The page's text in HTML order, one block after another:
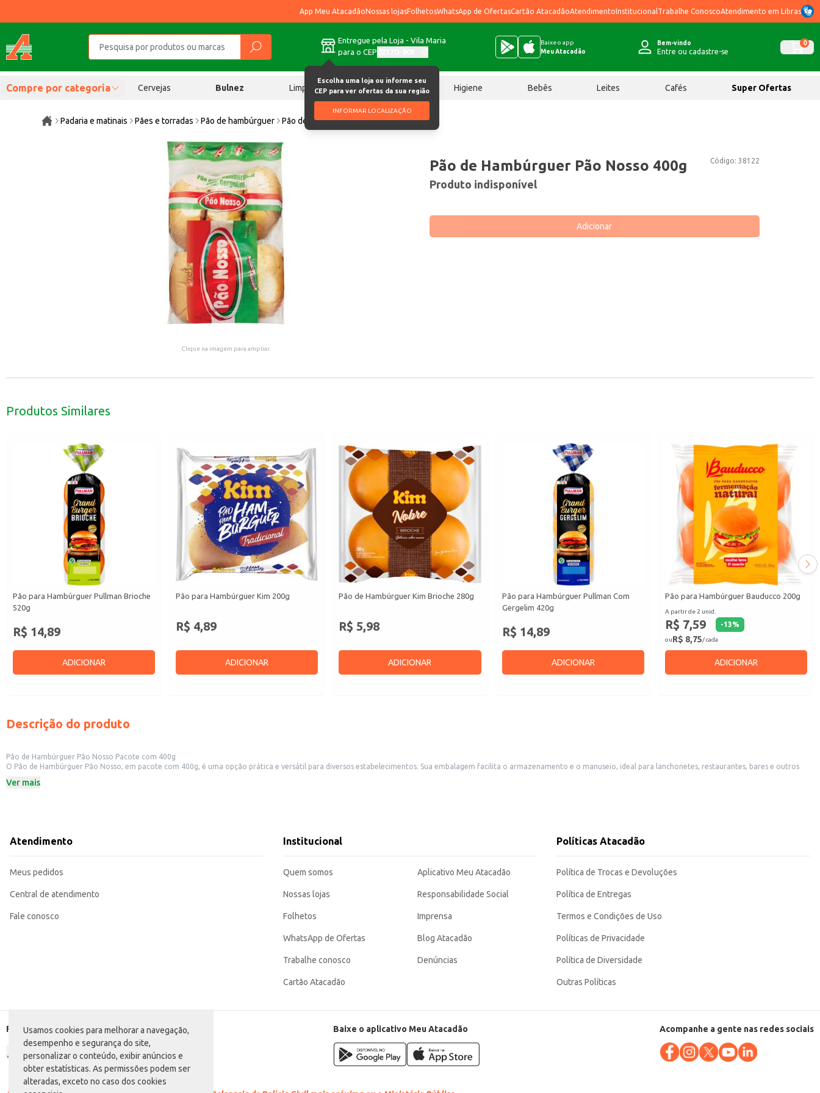
Usamos cookies para melhorar a navegação,
desempenho e segurança do site,
personalizar o conteúdo, exibir anúncios e
obter estatísticas. As permissões podem ser
alteradas, exceto no caso dos cookies
App Meu AtacadãoNossas lojasFolhetosWhatsApp de OfertasCartão AtacadãoAtendimentoInstitucional Trabalhe ConoscoAtendimento em Libras
Entregue pela Loja - Vila Maria
para o CEP
Escolha uma loja ou informe seu
CEP para ver ofertas da sua região
INFORMAR LOCALIZAÇÃO
Baixe o app
Meu Atacadão
Bem-vindo
Entre ou cadastre-se
0
Compre por categoria Cervejas Bulnez Limpeza Chocolates Higiene Bebês Leites Cafés Super Ofertas
Padaria e matinais Pães e torradas Pão de hambúrguer Pão de Hambúrguer Pão Nosso 400g
Clique na imagem para ampliar.
Código: 38122
Pão de Hambúrguer Pão Nosso 400g
Produto indisponível
Adicionar
Produtos Similares
Pão para Hambúrguer Pullman Brioche
520g
R$ 14,89
ADICIONAR
Pão para Hambúrguer Kim 200g
R$ 4,89
ADICIONAR
Pão de Hambúrguer Kim Brioche 280g
R$ 5,98
ADICIONAR
Pão para Hambúrguer Pullman Com
Gergelim 420g
R$ 14,89
ADICIONAR
Pão para Hambúrguer Bauducco 200g
A partir de 2 unid.
R$ 7,59 -13%
ouR$ 8,75/ cada
ADICIONAR
Descrição do produto
Pão de Hambúrguer Pão Nosso Pacote com 400g
O Pão de Hambúrguer Pão Nosso, em pacote com 400g, é uma opção prática e versátil para diversos estabelecimentos. Sua embalagem facilita o armazenamento e o manuseio, ideal para lanchonetes, restaurantes, bares e outros
Dicas de uso:
O Pão de Hambúrguer Pão Nosso oferece praticidade e rendimento, sendo uma escolha eficiente para quem busca qualidade e conveniência no preparo de hambúrgueres, seja para revenda ou consumo próprio. Sua textura e sabor
contribuem para uma experiência gastronômica satisfatória.
Marca: Pão Nosso
Categoria: Pão de hambúrguer
EAN: 7898175137033
Ver mais
Atendimento
Meus pedidos
Central de atendimento
Fale conosco
Institucional
Quem somos
Nossas lojas
Folhetos
WhatsApp de Ofertas
Trabalhe conosco
Cartão Atacadão
Aplicativo Meu Atacadão
Responsabilidade Social
Imprensa
Blog Atacadão
Denúncias
Políticas Atacadão
Política de Trocas e Devoluções
Política de Entregas
Termos e Condições de Uso
Políticas de Privacidade
Política de Diversidade
Outras Políticas
Formas de pagamento Baixe o aplicativo Meu Atacadão Acompanhe a gente nas redes sociais